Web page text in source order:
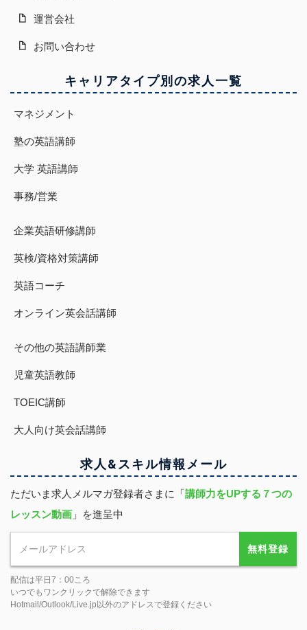
運営会社
お問い合わせ
キャリアタイプ別の求人一覧
マネジメント
塾の英語講師
大学 英語講師
事務/営業
企業英語研修講師
英検/資格対策講師
英語コーチ
オンライン英会話講師
その他の英語講師業
児童英語教師
TOEIC講師
大人向け英会話講師
求人&スキル情報 メール
ただいま求人メルマガ登録者さまに「講師力をUPする７つの
レッスン動画 」を進呈中
無料登録
配信は平日7：00ころ
いつでもワンクリックで解除できます
Hotmail/Outlook/Live.jp以外のアドレスで登録ください